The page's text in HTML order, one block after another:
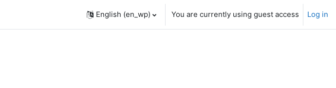
English ‎(en_wp)‎ You are currently using guest access Log in